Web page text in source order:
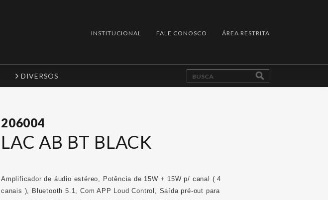
INSTITUCIONAL FALE CONOSCO ÁREA RESTRITA
DIVERSOS
206004
LAC AB BT BLACK
Amplificador de áudio estéreo, Potência de 15W + 15W p/ canal ( 4
canais ), Bluetooth 5.1, Com APP Loud Control, Saída pré-out para